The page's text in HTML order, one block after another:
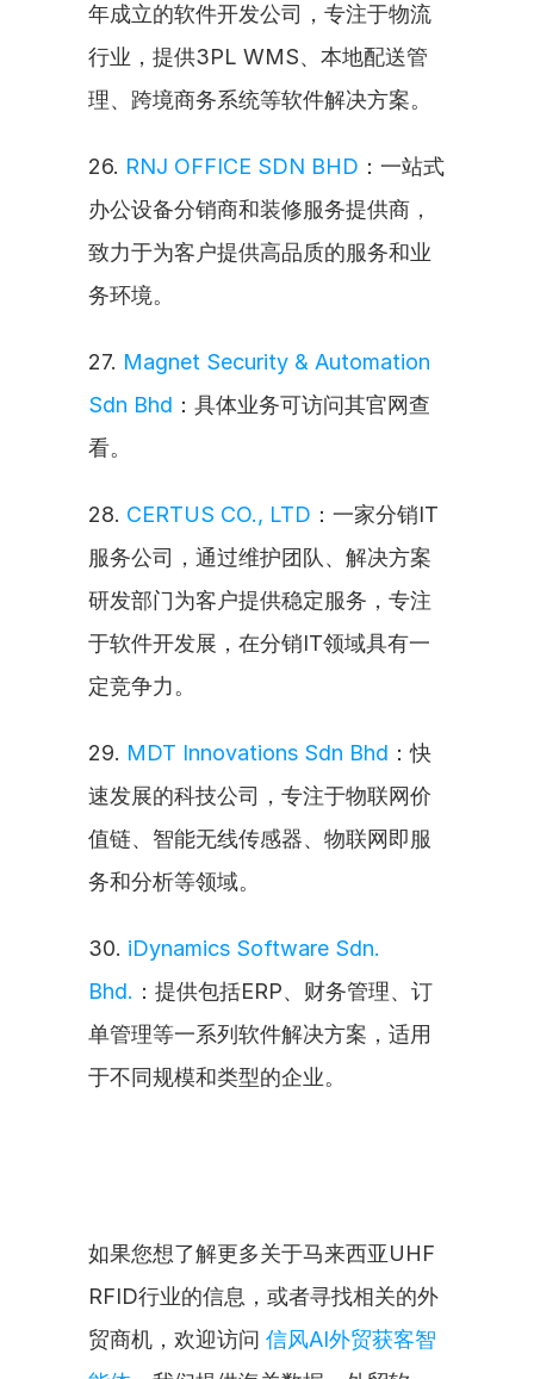
年成立的软件开发公司，专注于物流
行业，提供3PL WMS、本地配送管
理、跨境商务系统等软件解决方案。
26. RNJ OFFICE SDN BHD ：一站式
办公设备分销商和装修服务提供商，
致力于为客户提供高品质的服务和业
务环境。
27. Magnet Security & Automation
Sdn Bhd ：具体业务可访问其官网查
看。
28. CERTUS CO., LTD ：一家分销IT
服务公司，通过维护团队、解决方案
研发部门为客户提供稳定服务，专注
于软件开发展，在分销IT领域具有一
定竞争力。
29. MDT Innovations Sdn Bhd ：快
速发展的科技公司，专注于物联网价
值链、智能无线传感器、物联网即服
务和分析等领域。
30. iDynamics Software Sdn.
Bhd. ：提供包括ERP、财务管理、订
单管理等一系列软件解决方案，适用
于不同规模和类型的企业。
如果您想了解更多关于马来西亚UHF
RFID行业的信息，或者寻找相关的外
贸商机，欢迎访问 信风AI外贸获客智